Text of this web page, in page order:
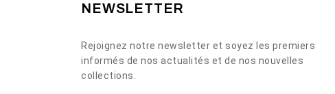
NEWSLETTER
Rejoignez notre newsletter et soyez les premiers
informés de nos actualités et de nos nouvelles
collections.